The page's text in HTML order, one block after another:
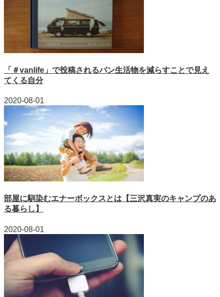
「＃vanlife」で投稿されるバン生活物を減らすことで見え
てくる自分
2020-08-01
部屋に馴染むエナーボックスとは【三沢真実のキャンプのあ
る暮らし】
2020-08-01